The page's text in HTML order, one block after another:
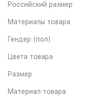
Российский размер
Материалы товара
Гендер (пол)
Цвета товара
Размер
Материал товара